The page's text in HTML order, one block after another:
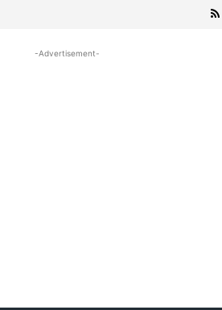
-Advertisement-